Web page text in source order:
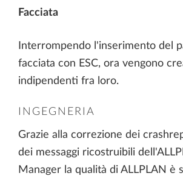
Facciata
Interrompendo l'inserimento del
facciata con ESC, ora vengono
indipendenti fra loro.
INGEGNERIA
Grazie alla correzione dei
dei messaggi ricostruibili
Manager la qualità di ALLPLAN è